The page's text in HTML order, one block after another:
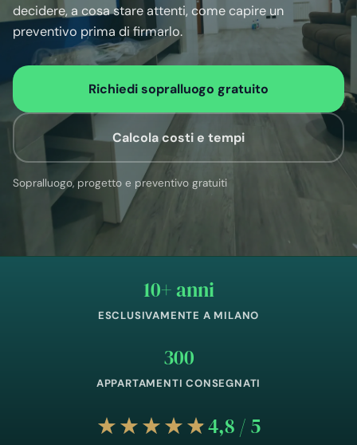
decidere, a cosa stare attenti, come capire un
preventivo prima di firmarlo.
Richiedi sopralluogo gratuito
Calcola costi e tempi
Sopralluogo, progetto e preventivo gratuiti
10+ anni
ESCLUSIVAMENTE A MILANO
300
APPARTAMENTI CONSEGNATI
4,8 / 5